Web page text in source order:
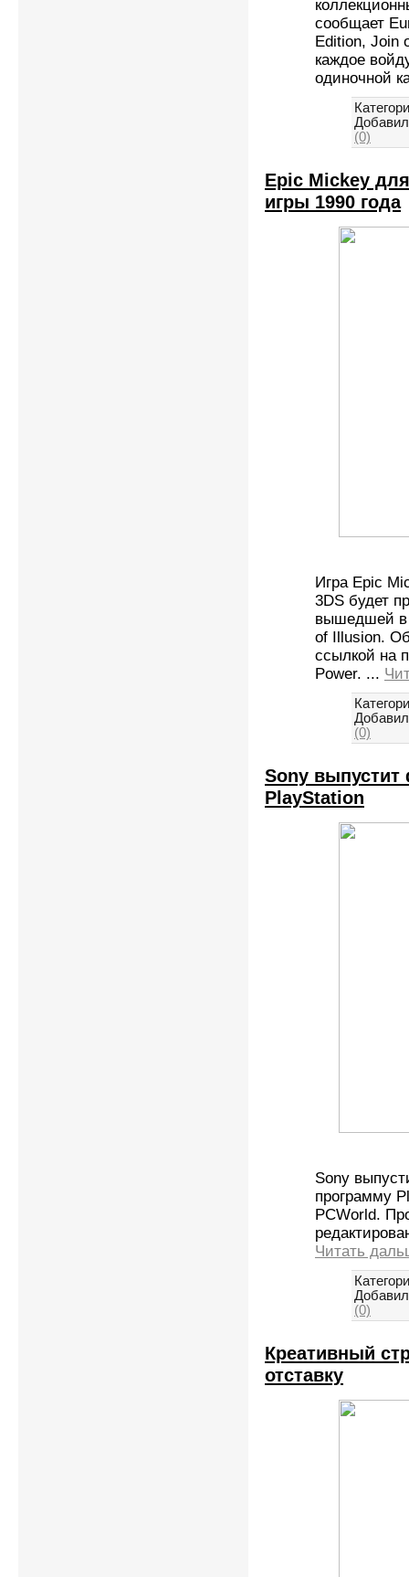
сообщает
Edition, Join
каждое
одиночной
(0)
Epic Mickey
игры 1990 года
Игра Epic
3DS будет
вышедшей в
of Illusion.
ссылкой на
Power. ...
(0)
Sony выпустит
PlayStation
Sony
программу
PCWorld.
Читать
(0)
Креативный
отставку